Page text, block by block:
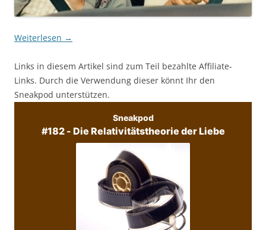
Weiterlesen →
Links in diesem Artikel sind zum Teil bezahlte Affiliate-
Links. Durch die Verwendung dieser könnt Ihr den
Sneakpod unterstützen.